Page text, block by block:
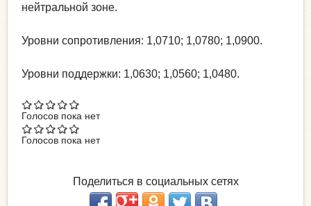
нейтральной зоне.
Уровни сопротивления: 1,0710; 1,0780; 1,0900.
Уровни поддержки: 1,0630; 1,0560; 1,0480.
Голосов пока нет
Голосов пока нет
Поделиться в социальных сетях